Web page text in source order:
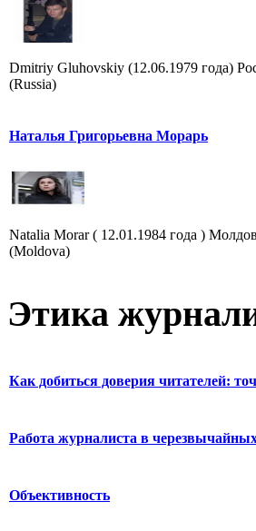
Dmitriy Gluhovskiy (12.06.1979 года)
(Russia)
Наталья Григорьевна Морарь
Natalia Morar ( 12.01.1984 года )
(Moldova)
Этика
Как добиться доверия читателей:
Работа журналиста в
Объективность